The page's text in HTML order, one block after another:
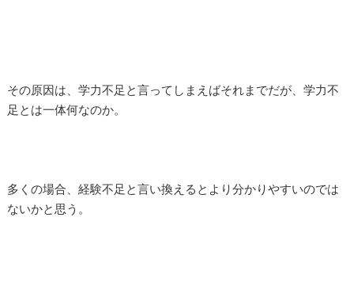
その原因は、学力不足と言ってしまえばそれまでだが、学力不
足とは一体何なのか。
多くの場合、経験不足と言い換えるとより分かりやすいのでは
ないかと思う。